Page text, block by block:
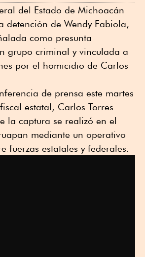
del Estado de Michoacán
detención de Wendy Fabiola,
como presunta
grupo criminal y vinculada a
por el homicidio de Carlos
de prensa este martes
estatal, Carlos Torres
la captura se realizó en el
mediante un operativo
fuerzas estatales y federales.